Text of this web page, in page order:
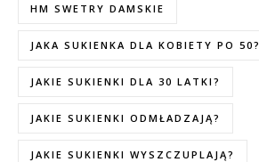
HM SWETRY DAMSKIE
JAKA SUKIENKA DLA KOBIETY PO 50?
JAKIE SUKIENKI DLA 30 LATKI?
JAKIE SUKIENKI ODMŁADZAJĄ?
JAKIE SUKIENKI WYSZCZUPLAJĄ?